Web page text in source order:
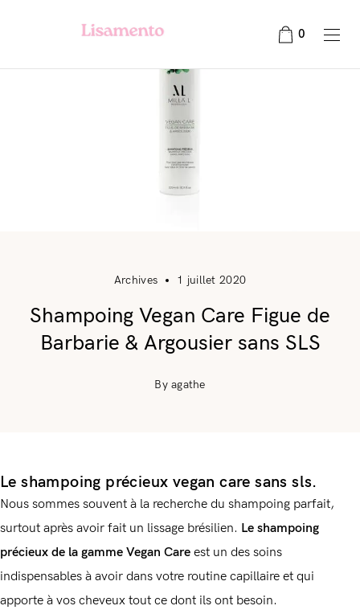
0
Archives 1 juillet 2020
Shampoing Vegan Care Figue de
Barbarie & Argousier sans SLS
By agathe
Le shampoing précieux vegan care sans sls.
Nous sommes souvent à la recherche du shampoing parfait,
surtout après avoir fait un lissage brésilien. Le shampoing
précieux de la gamme Vegan Care est un des soins
indispensables à avoir dans votre routine capillaire et qui
apporte à vos cheveux tout ce dont ils ont besoin.